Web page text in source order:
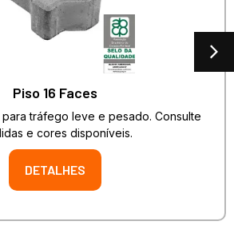
Piso 16 Faces
tráfego leve e pesado. Consulte
e cores disponíveis.
DETALHES